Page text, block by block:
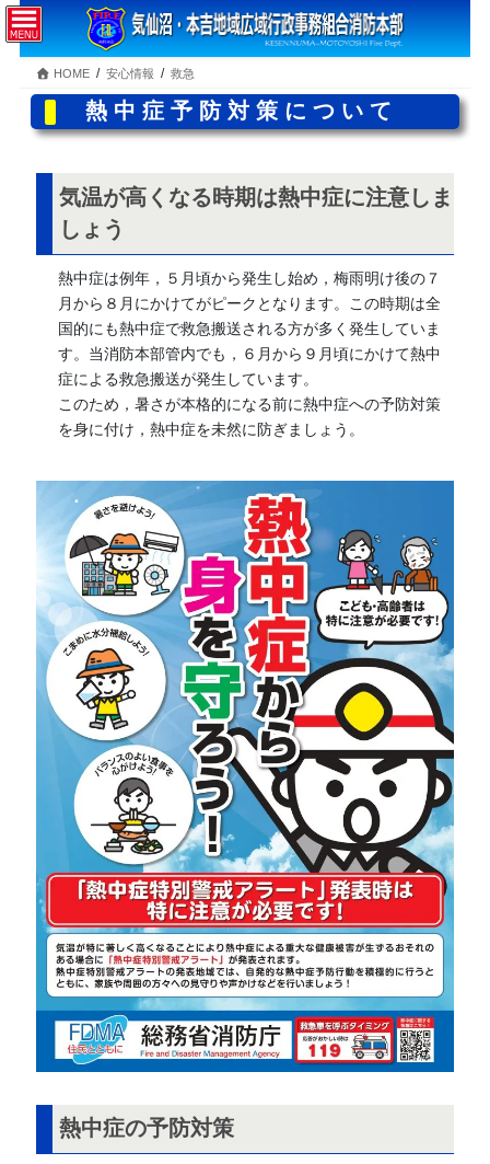
コ
ン
テ
ツ
へ
ナ
ビ
ゲ
シ
ョ
HOME 安心情報 救急
熱中症予防対策について
気温が高くなる時期は熱中症に注意しま
しょう
熱中症は例年，５月頃から発生し始め，梅雨明け後の７
月から８月にかけてがピークとなります。この時期は全
国的にも熱中症で救急搬送される方が多く発生していま
す。当消防本部管内でも，６月から９月頃にかけて熱中
症による救急搬送が発生しています。
このため，暑さが本格的になる前に熱中症への予防対策
を身に付け，熱中症を未然に防ぎましょう。
熱中症の予防対策